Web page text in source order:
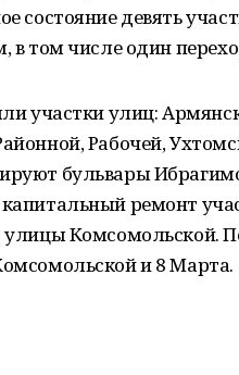
состояние девять
в том числе один
участки улиц:
Рабочей,
бульвары
ремонт
улицы Комсомольской.
и 8 Марта.